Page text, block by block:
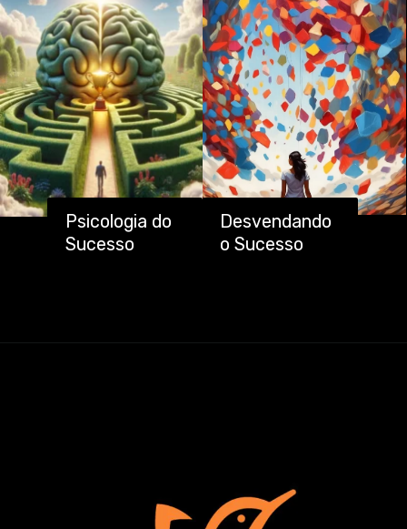
Psicologia do
Sucesso
Desvendando
o Sucesso